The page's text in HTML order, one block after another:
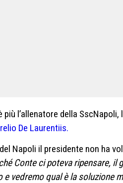
l’allenatore della
De Laurentiis.
Napoli il presidente non ha
Conte ci poteva ripensare, il
vedremo qual è la soluzione